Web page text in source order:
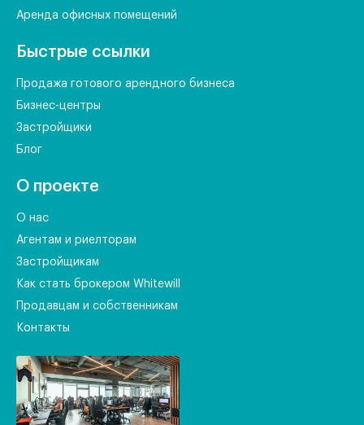
Аренда офисных помещений
Быстрые ссылки
Продажа готового арендного бизнеса
Бизнес-центры
Застройщики
Блог
О проекте
О нас
Агентам и риелторам
Застройщикам
Как стать брокером Whitewill
Продавцам и собственникам
Контакты